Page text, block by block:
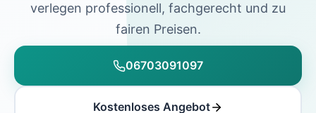
verlegen professionell, fachgerecht und zu
fairen Preisen.
06703091097
Kostenloses Angebot